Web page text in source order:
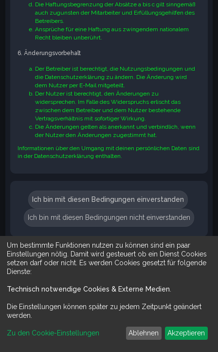
Die Haftungsbegrenzung der Absätze a bis c gilt sinngemäß
auch zugunsten der Mitarbeiter und Erfüllungsgehilfen des
Betreibers.
Ansprüche für eine Haftung aus zwingendem nationalem
Recht bleiben unberührt.
6. Änderungsvorbehalt
Der Betreiber ist berechtigt, die Nutzungsbedingungen und
die Datenschutzerklärung zu ändern. Die Änderung wird
dem Nutzer per E-Mail mitgeteilt.
Der Nutzer ist berechtigt, den Änderungen zu
widersprechen. Im Falle des Widerspruchs erlischt das
zwischen dem Betreiber und dem Nutzer bestehende
Vertragsverhältnis mit sofortiger Wirkung.
Die Änderungen gelten als anerkannt und verbindlich, wenn
der Nutzer den Änderungen zugestimmt hat.
Informationen über den Umgang mit deinen persönlichen Daten sind
in der Datenschutzerklärung enthalten.
SucheErweiterte Suche
Mit Do It Yourself sparst du Geld und schaffst zugleich was dir
Powered byphpBB™
phpBB.de
Um bestimmte Funktionen nutzen zu können sind ein paar
Einstellungen nötig. Damit wird gesteuert ob ein Dienst Cookies
setzen darf oder nicht. Es werden Cookies gesetzt für folgende
Dienste:
Technisch notwendige Cookies & Externe Medien
Die Einstellungen können später zu jedem Zeitpunkt geändert
werden.
Zu den Cookie-Einstellungen Ablehnen Akzeptieren